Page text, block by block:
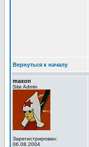
Вернуться к началу
maxon
Site Admin
Зарегистрирован:
06.08.2004